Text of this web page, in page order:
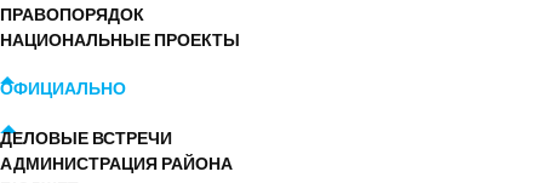
ПРАВОПОРЯДОК
НАЦИОНАЛЬНЫЕ ПРОЕКТЫ
ОФИЦИАЛЬНО
ДЕЛОВЫЕ ВСТРЕЧИ
АДМИНИСТРАЦИЯ РАЙОНА